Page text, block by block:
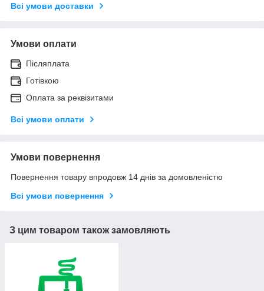
Всі умови доставки
Умови оплати
Післяплата
Готівкою
Оплата за реквізитами
Всі умови оплати
Умови повернення
Повернення товару впродовж 14 днів за домовленістю
Всі умови повернення
З цим товаром також замовляють